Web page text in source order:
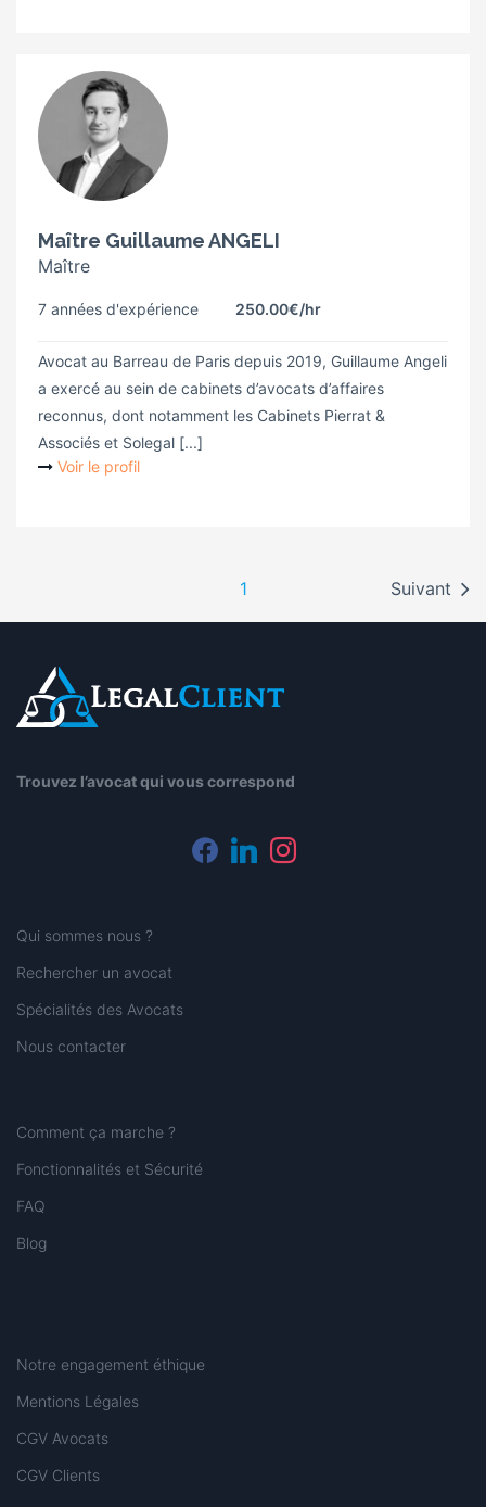
Maître Guillaume ANGELI
Maître
7 années d'expérience 250.00€/hr
Avocat au Barreau de Paris depuis 2019, Guillaume Angeli
a exercé au sein de cabinets d’avocats d’affaires
reconnus, dont notamment les Cabinets Pierrat &
Associés et Solegal [...]
Voir le profil
1 Suivant
Trouvez l’avocat qui vous correspond
facebooklinkedininstagram
Qui sommes nous ?
Rechercher un avocat
Spécialités des Avocats
Nous contacter
Comment ça marche ?
Fonctionnalités et Sécurité
FAQ
Blog
Notre engagement éthique
Mentions Légales
CGV Avocats
CGV Clients